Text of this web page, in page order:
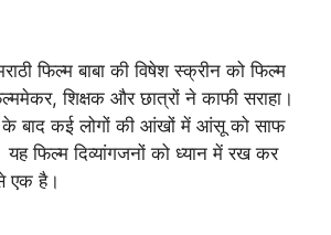
फिल्म बाबा की विषेश स्क्रीन को फिल्म
शिक्षक और छात्रों ने काफी सराहा।
बाद कई लोगों की आंखों में आंसू को साफ
फिल्म दिव्यांगजनों को ध्यान में रख कर
एक है।